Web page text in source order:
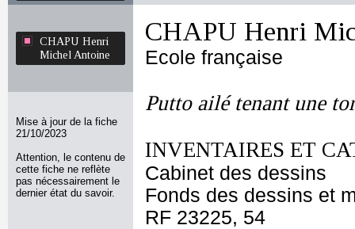
CHAPU Henri
Michel Antoine
Mise à jour de la fiche
21/10/2023
Attention, le contenu de
cette fiche ne reflète
pas nécessairement le
dernier état du savoir.
CHAPU Henri
Ecole française
Putto ailé tenant une
INVENTAIRES ET
Cabinet des dessins
Fonds des dessins et
RF 23225, 54